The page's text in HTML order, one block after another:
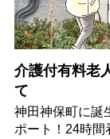
介護付有料老
て
神田神保町に誕
ポート！24時間